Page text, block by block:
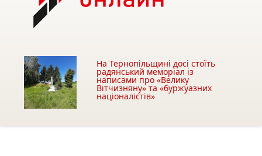
На Тернопільщині досі стоїть
радянський меморіал із
написами про «Велику
Вітчизняну» та «буржуазних
націоналістів»